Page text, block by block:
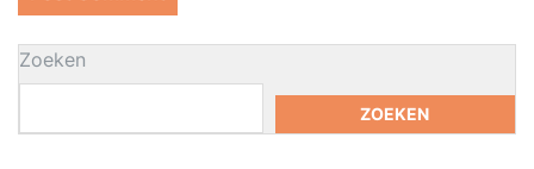
Zoeken
ZOEKEN